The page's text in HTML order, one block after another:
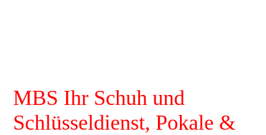
MBS Ihr Schuh und
Schlüsseldienst, Pokale &